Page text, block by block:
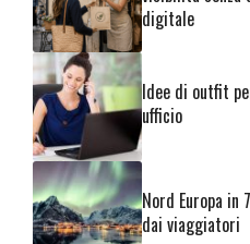
digitale
Idee di outfit
ufficio
Nord Europa
dai viaggiatori